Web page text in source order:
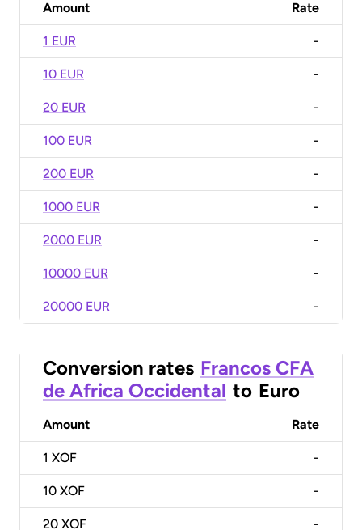
Amount Rate
1 EUR -
10 EUR -
20 EUR -
100 EUR -
200 EUR -
1000 EUR -
2000 EUR -
10000 EUR -
20000 EUR -
Conversion rates Francos CFA
de Africa Occidental to Euro
Amount Rate
1 XOF -
10 XOF -
20 XOF -